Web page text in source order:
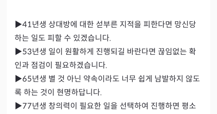
▶41년생 상대방에 대한 섣부른 지적을 피한다면 망신당
하는 일도 피할 수 있겠습니다.
▶53년생 일이 원활하게 진행되길 바란다면 끊임없는 확
인과 점검이 필요하겠습니다.
▶65년생 별 것 아닌 약속이라도 너무 쉽게 남발하지 않도
록 하는 것이 현명하답니다.
▶77년생 창의력이 필요한 일을 선택하여 진행하면 평소